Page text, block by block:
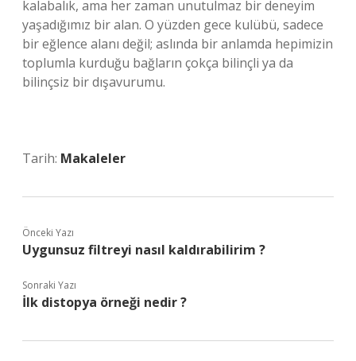
kalabalık, ama her zaman unutulmaz bir deneyim
yaşadığımız bir alan. O yüzden gece kulübü, sadece
bir eğlence alanı değil; aslında bir anlamda hepimizin
toplumla kurduğu bağların çokça bilinçli ya da
bilinçsiz bir dışavurumu.
Tarih: Makaleler
Önceki Yazı
Uygunsuz filtreyi nasıl kaldırabilirim ?
Sonraki Yazı
İlk distopya örneği nedir ?